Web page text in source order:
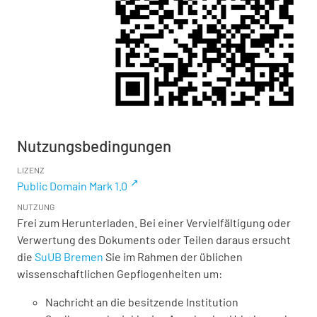
Nutzungsbedingungen
LIZENZ
Public Domain Mark 1.0
NUTZUNG
Frei zum Herunterladen. Bei einer Vervielfältigung oder
Verwertung des Dokuments oder Teilen daraus ersucht
die SuUB Bremen Sie im Rahmen der üblichen
wissenschaftlichen Gepflogenheiten um:
Nachricht an die besitzende Institution